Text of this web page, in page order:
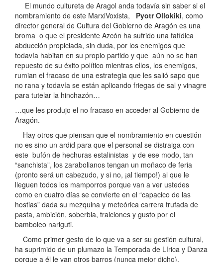
El mundo cultureta de Aragol anda todavía sin saber si el
nombramiento de este MarxiVoxista,
Pyotr Ollokiki, como
director general de Cultura del Gobierno de Aragón es una
broma o que el presidente Azcón ha sufrido una fatídica
abducción propiciada, sin duda, por los enemigos que
todavía habitan en su propio partido y que aún no se han
repuesto de su éxito político mientras ellos, los enemigos,
rumian el fracaso de una estrategia que les salió sapo que
no rana y todavía se están aplicando friegas de sal y vinagre
para tutelar la hinchazón…
…que les produjo el no fracaso en acceder al Gobierno de
Aragón.
Hay otros que piensan que el nombramiento en cuestión
no es sino un ardid para que el personal se distraiga con
este bufón de hechuras estalinistas y de ese modo, tan
“sanchista”, los zarabolianos tengan un moñaco de feria
(pronto será un cabezudo, y si no, ¡al tiempo!) al que le
lleguen todos los mamporros porque van a ver ustedes
como en cuatro días se convierte en el “capacico de las
hostias” dada su mezquina y meteórica carrera trufada de
pasta, ambición, soberbia, traiciones y gusto por el
bamboleo nariguti.
Como primer gesto de lo que va a ser su gestión cultural,
ha suprimido de un plumazo la Temporada de Lírica y Danza
porque a él le van otros barros (nunca mejor dicho).